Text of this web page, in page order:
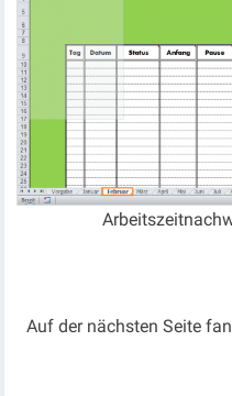
Auf der nächsten Seite